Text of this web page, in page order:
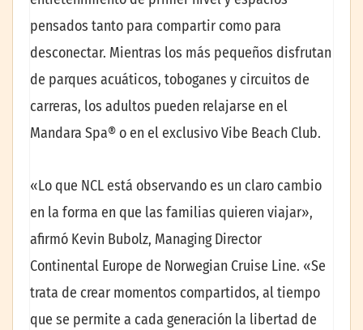
pensados tanto para compartir como para
desconectar. Mientras los más pequeños disfrutan
de parques acuáticos, toboganes y circuitos de
carreras, los adultos pueden relajarse en el
Mandara Spa® o en el exclusivo Vibe Beach Club.
«Lo que NCL está observando es un claro cambio
en la forma en que las familias quieren viajar»,
afirmó Kevin Bubolz, Managing Director
Continental Europe de Norwegian Cruise Line. «Se
trata de crear momentos compartidos, al tiempo
que se permite a cada generación la libertad de